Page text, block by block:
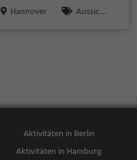
Hannover
Aussicht
Aktivitäten in Berlin
Aktivitäten in Hamburg